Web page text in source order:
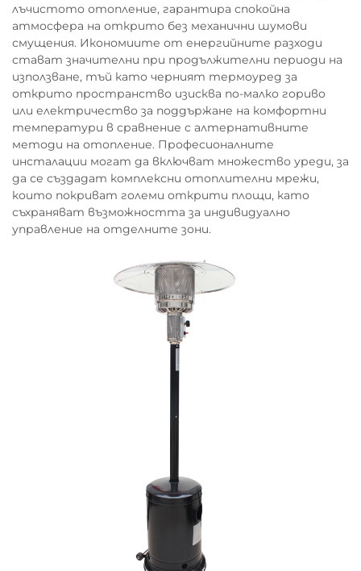
лъчистото отопление, гарантира спокойна
атмосфера на открито без механични шумови
смущения. Икономиите от енергийните разходи
стават значителни при продължителни периоди на
използване, тъй като черният термоуред за
открито пространство изисква по-малко гориво
или електричество за поддържане на комфортни
температури в сравнение с алтернативните
методи на отопление. Професионалните
инсталации могат да включват множество уреди, за
да се създадат комплексни отоплителни мрежи,
които покриват големи открити площи, като
съхраняват възможността за индивидуално
управление на отделните зони.